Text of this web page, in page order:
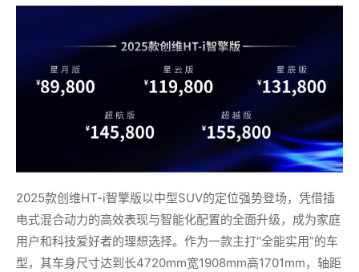
2025款创维HT-i智擎版以中型SUV的定位强势登场，凭借插
电式混合动力的高效表现与智能化配置的全面升级，成为家庭
用户和科技爱好者的理想选择。作为一款主打“全能实用”的车
型，其车身尺寸达到长4720mm宽1908mm高1701mm，轴距